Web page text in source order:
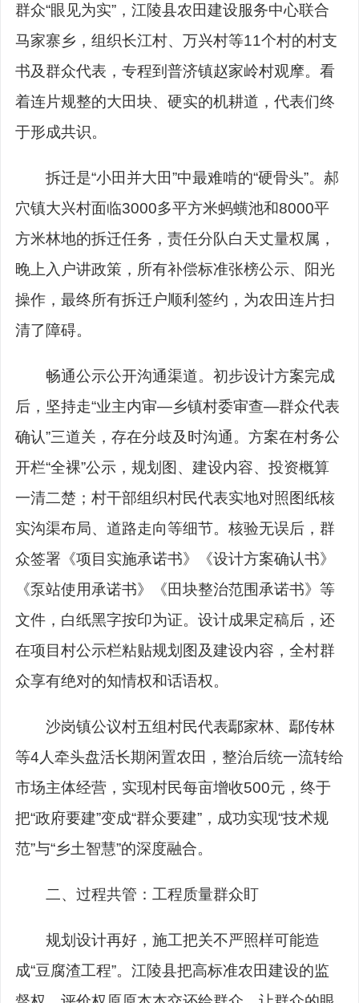
群众“眼见为实”，江陵县农田建设服务中心联合
马家寨乡，组织长江村、万兴村等11个村的村支
书及群众代表，专程到普济镇赵家岭村观摩。看
着连片规整的大田块、硬实的机耕道，代表们终
于形成共识。
拆迁是“小田并大田”中最难啃的“硬骨头”。郝
穴镇大兴村面临3000多平方米蚂蟥池和8000平
方米林地的拆迁任务，责任分队白天丈量权属，
晚上入户讲政策，所有补偿标准张榜公示、阳光
操作，最终所有拆迁户顺利签约，为农田连片扫
清了障碍。
畅通公示公开沟通渠道。初步设计方案完成
后，坚持走“业主内审—乡镇村委审查—群众代表
确认”三道关，存在分歧及时沟通。方案在村务公
开栏“全裸”公示，规划图、建设内容、投资概算
一清二楚；村干部组织村民代表实地对照图纸核
实沟渠布局、道路走向等细节。核验无误后，群
众签署《项目实施承诺书》《设计方案确认书》
《泵站使用承诺书》《田块整治范围承诺书》等
文件，白纸黑字按印为证。设计成果定稿后，还
在项目村公示栏粘贴规划图及建设内容，全村群
众享有绝对的知情权和话语权。
沙岗镇公议村五组村民代表鄢家林、鄢传林
等4人牵头盘活长期闲置农田，整治后统一流转给
市场主体经营，实现村民每亩增收500元，终于
把“政府要建”变成“群众要建”，成功实现“技术规
范”与“乡土智慧”的深度融合。
二、过程共管：工程质量群众盯
规划设计再好，施工把关不严照样可能造
成“豆腐渣工程”。江陵县把高标准农田建设的监